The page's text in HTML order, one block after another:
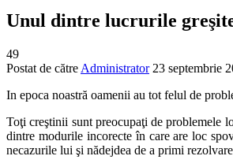
Unul dintre lucrurile
49
Postat de către Administrator 23 septembrie
In epoca noastră oamenii au tot felul de
Toţi creştinii sunt preocupaţi de problemele
dintre modurile incorecte în care are loc
necazurile lui şi nădejdea de a primi